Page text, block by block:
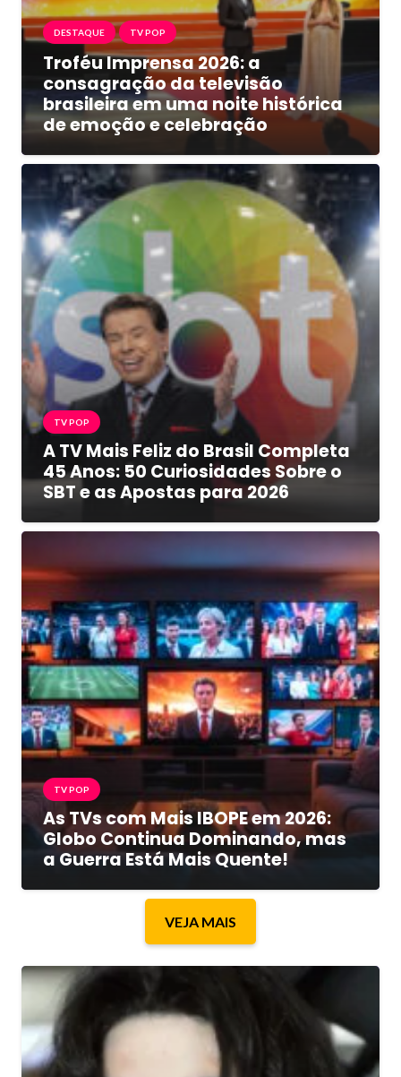
DESTAQUE TV POP
Troféu Imprensa 2026: a
consagração da televisão
brasileira em uma noite histórica
de emoção e celebração
TV POP
A TV Mais Feliz do Brasil Completa
45 Anos: 50 Curiosidades Sobre o
SBT e as Apostas para 2026
TV POP
As TVs com Mais IBOPE em 2026:
Globo Continua Dominando, mas
a Guerra Está Mais Quente!
VEJA MAIS